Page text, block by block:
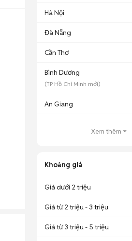
Hà Nội
Đà Nẵng
Cần Thơ
Bình Dương
(TP Hồ Chí Minh mới)
An Giang
Xem thêm
Khoảng giá
Giá dưới 2 triệu
Giá từ 2 triệu - 3 triệu
Giá từ 3 triệu - 5 triệu